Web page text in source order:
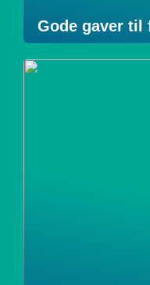
Gode gaver til